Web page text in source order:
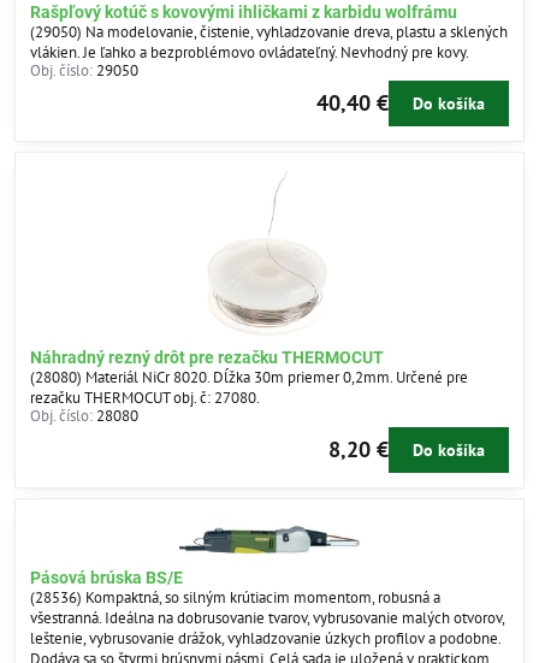
Rašpľový kotúč s kovovými ihličkami z karbidu wolfrámu
(29050) Na modelovanie, čistenie, vyhladzovanie dreva, plastu a sklených
vlákien. Je ľahko a bezproblémovo ovládateľný. Nevhodný pre kovy.
Obj. číslo: 29050
40,40 € Do košíka
Náhradný rezný drôt pre rezačku THERMOCUT
(28080) Materiál NiCr 8020. Dĺžka 30m priemer 0,2mm. Určené pre
rezačku THERMOCUT obj. č: 27080.
Obj. číslo: 28080
8,20 € Do košíka
Pásová brúska BS/E
(28536) Kompaktná, so silným krútiacim momentom, robusná a
všestranná. Ideálna na dobrusovanie tvarov, vybrusovanie malých otvorov,
leštenie, vybrusovanie drážok, vyhladzovanie úzkych profilov a podobne.